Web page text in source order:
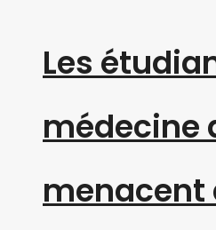
Les
médecine
menacent